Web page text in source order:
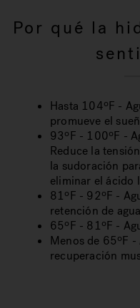
Por qué la
Hasta 104ºF -
promueve el
93ºF - 100ºF -
Reduce la
la sudoración
eliminar el ácido
81ºF - 92ºF -
retención de agua
65ºF - 81ºF -
Menos de 65ºF -
recuperación